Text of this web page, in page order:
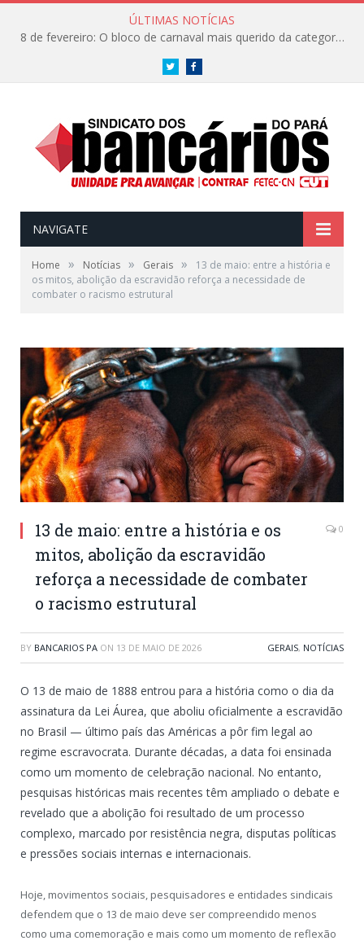
ÚLTIMAS NOTÍCIAS
8 de fevereiro: O bloco de carnaval mais querido da categoria já tem data. Vem pro CarnaBancários 2025!
Twitter
NAVIGATE
Home » Notícias » Gerais »
13 de maio: entre a história e
os mitos, abolição da escravidão reforça a necessidade de
combater o racismo estrutural
13 de maio: entre a história e os
mitos, abolição da escravidão
reforça a necessidade de combater
o racismo estrutural
0
BY BANCARIOS PA ON 13 DE MAIO DE 2026 GERAIS, NOTÍCIAS
O 13 de maio de 1888 entrou para a história como o dia da
assinatura da Lei Áurea, que aboliu oficialmente a escravidão
no Brasil — último país das Américas a pôr fim legal ao
regime escravocrata. Durante décadas, a data foi ensinada
como um momento de celebração nacional. No entanto,
pesquisas históricas mais recentes têm ampliado o debate e
revelado que a abolição foi resultado de um processo
complexo, marcado por resistência negra, disputas políticas
e pressões sociais internas e internacionais.
Hoje, movimentos sociais, pesquisadores e entidades sindicais
defendem que o 13 de maio deve ser compreendido menos
como uma comemoração e mais como um momento de reflexão